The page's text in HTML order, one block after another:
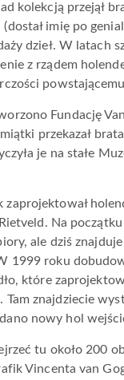
kolekcją przejął
imię po
dzieł. W latach
z rządem
Fundację
przekazał
je na stałe
zaprojektował
Na
ale dziś
1999 roku
które
Tam znajdziecie
nowy hol
tu około 200
Vincenta van